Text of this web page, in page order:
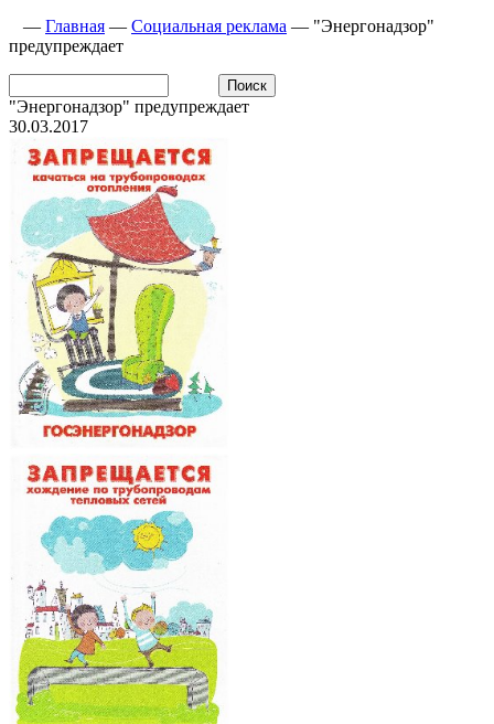
— Главная — Социальная реклама — "Энергонадзор"
предупреждает
"Энергонадзор" предупреждает
30.03.2017